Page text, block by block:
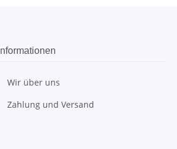
Informationen
Wir über uns
Zahlung und Versand